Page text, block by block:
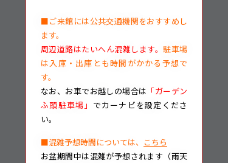
■ご来館には公共交通機関をおすすめし
ます。
周辺道路はたいへん混雑します。駐車場
は入庫・出庫とも時間がかかる予想で
す。
なお、 お車でお越しの場合は 「ガーデン
ふ頭駐車場」 でカーナビを設定くださ
い。
■混雑予想時間については、 こちら
お盆期間中は混雑が予想されます（雨天